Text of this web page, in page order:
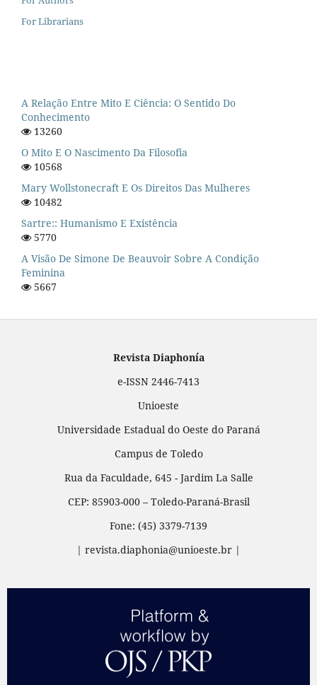
For Librarians
A Relação Entre Mito E Ciência: O Sentido Do
Conhecimento
13260
O Mito E O Nascimento Da Filosofia
10568
Mary Wollstonecraft E Os Direitos Das Mulheres
10482
Sartre:: Humanismo E Existência
5770
A Visão De Simone De Beauvoir Sobre A Condição
Feminina
5667
Revista Diaphonía
e-ISSN 2446-7413
Unioeste
Universidade Estadual do Oeste do Paraná
Campus de Toledo
Rua da Faculdade, 645 - Jardim La Salle
CEP: 85903-000 – Toledo-Paraná-Brasil
Fone: (45) 3379-7139
| revista.diaphonia@unioeste.br |